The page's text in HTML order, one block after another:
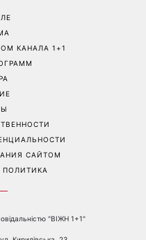
КАНАЛА 1+1
САЙТОМ
ПОЛИТИКА
"ВІЖН 1+1"